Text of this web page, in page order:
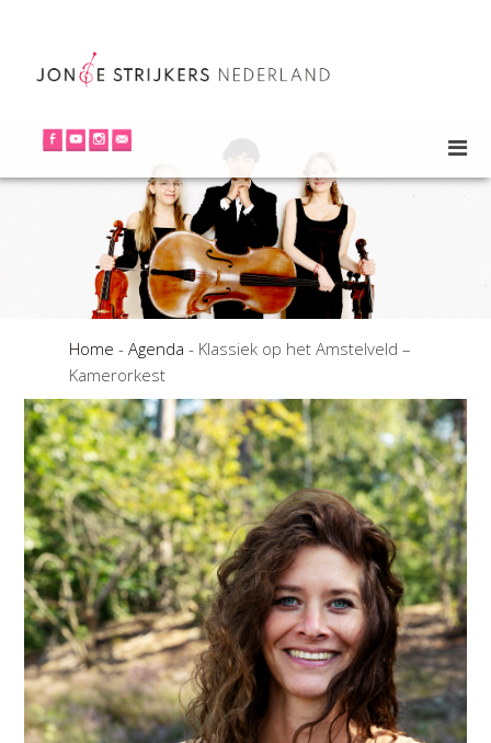
Home - Agenda - Klassiek op het Amstelveld –
Kamerorkest